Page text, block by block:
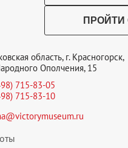
ПРОЙТИ
область, г. Красногорск,
Ополчения, 15
715-83-05
715-83-10